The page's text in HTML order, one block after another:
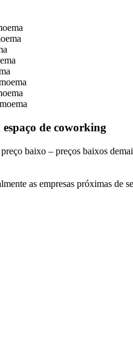
de coworking
baixo – preços baixos
as empresas próximas de